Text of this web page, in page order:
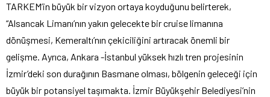
TARKEM’in büyük bir vizyon ortaya koyduğunu belirterek,
“Alsancak Limanı’nın yakın gelecekte bir cruise limanına
dönüşmesi, Kemeraltı’nın çekiciliğini artıracak önemli bir
gelişme. Ayrıca, Ankara -İstanbul yüksek hızlı tren projesinin
İzmir’deki son durağının Basmane olması, bölgenin geleceği için
büyük bir potansiyel taşımakta. İzmir Büyükşehir Belediyesi’nin